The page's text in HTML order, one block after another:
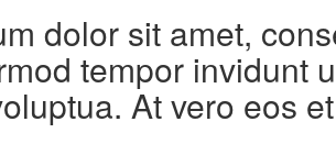
dolor sit amet,
tempor invidunt
At vero eos